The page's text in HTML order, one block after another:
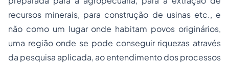
recursos minerais, para construção de usinas etc., e
não como um lugar onde habitam povos originários,
uma região onde se pode conseguir riquezas através
da pesquisa aplicada, ao entendimento dos processos